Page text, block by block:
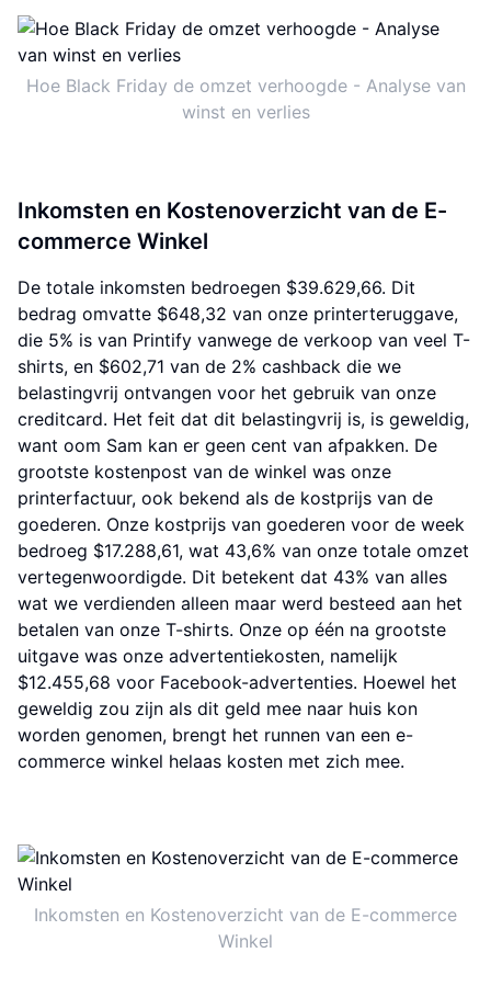
Hoe Black Friday de omzet verhoogde - Analyse van
winst en verlies
Inkomsten en Kostenoverzicht van de E-
commerce Winkel
De totale inkomsten bedroegen $39.629,66. Dit
bedrag omvatte $648,32 van onze printerteruggave,
die 5% is van Printify vanwege de verkoop van veel T-
shirts, en $602,71 van de 2% cashback die we
belastingvrij ontvangen voor het gebruik van onze
creditcard. Het feit dat dit belastingvrij is, is geweldig,
want oom Sam kan er geen cent van afpakken. De
grootste kostenpost van de winkel was onze
printerfactuur, ook bekend als de kostprijs van de
goederen. Onze kostprijs van goederen voor de week
bedroeg $17.288,61, wat 43,6% van onze totale omzet
vertegenwoordigde. Dit betekent dat 43% van alles
wat we verdienden alleen maar werd besteed aan het
betalen van onze T-shirts. Onze op één na grootste
uitgave was onze advertentiekosten, namelijk
$12.455,68 voor Facebook-advertenties. Hoewel het
geweldig zou zijn als dit geld mee naar huis kon
worden genomen, brengt het runnen van een e-
commerce winkel helaas kosten met zich mee.
Inkomsten en Kostenoverzicht van de E-commerce
Winkel